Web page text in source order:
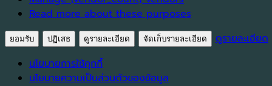
Read more about these purposes
ยอมรับ ปฏิเสธ ดูรายละเอียด จัดเก็บรายละเอียด
ดูรายละเอียด
นโยบายการใช้คุกกี้
นโยบายความเป็นส่วนตัวของข้อมูล